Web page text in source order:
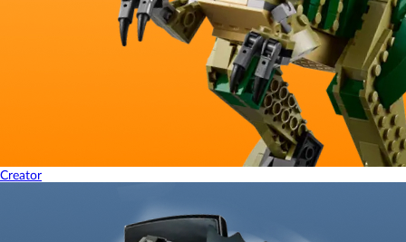
Creator